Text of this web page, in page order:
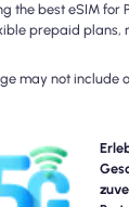
the best eSIM
prepaid plans,
may not include
Erleben Sie
Portugal
Plandetails auf